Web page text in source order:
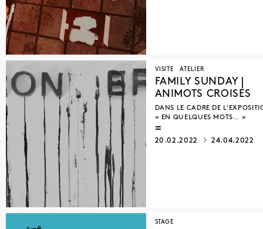
VISITE ATELIER
FAMILY SUNDAY |
ANIMOTS CROISÉS
DANS LE CADRE DE
« EN QUELQUES MOTS… »
20.02.2022 24.04.2022
STAGE